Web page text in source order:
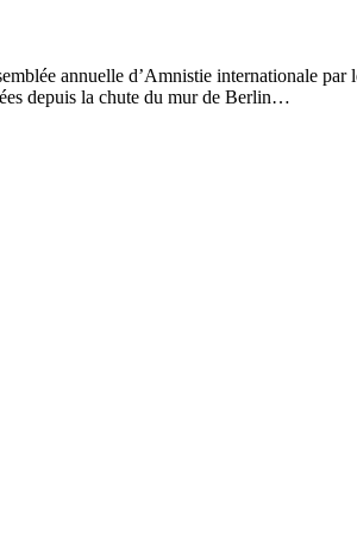
annuelle d’Amnistie internationale par
depuis la chute du mur de Berlin…